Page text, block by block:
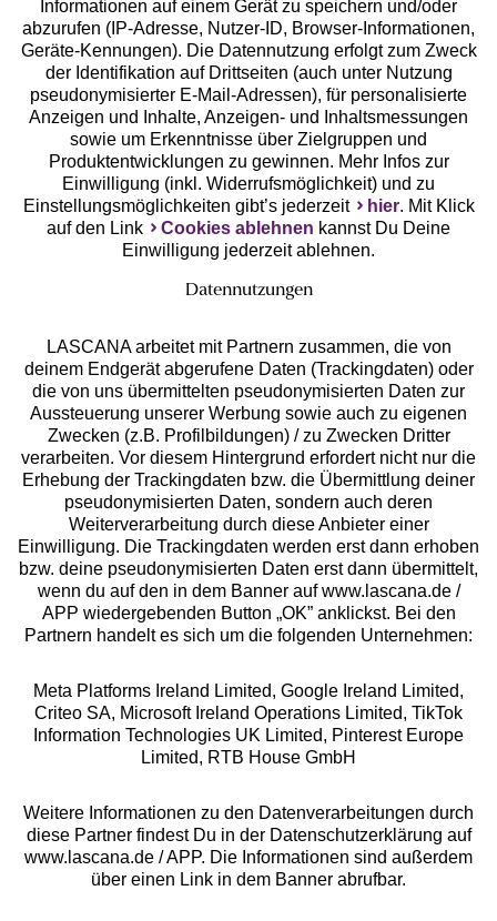
Geprüfte Sicherheit
Unsere Apps
Services
Beratung
Über uns
Rechtliches
Alle Preise inkl. MwSt., zzgl.
Versandkosten
** Bonität vorausgesetzt, berechtigt zur Bonitätsprüfung
Informationen auf einem Gerät zu speichern und/oder
abzurufen (IP-Adresse, Nutzer-ID, Browser-Informationen,
Geräte-Kennungen). Die Datennutzung erfolgt zum Zweck
der Identifikation auf Drittseiten (auch unter Nutzung
pseudonymisierter E-Mail-Adressen), für personalisierte
Anzeigen und Inhalte, Anzeigen- und Inhaltsmessungen
sowie um Erkenntnisse über Zielgruppen und
Produktentwicklungen zu gewinnen. Mehr Infos zur
Einwilligung (inkl. Widerrufsmöglichkeit) und zu
Einstellungsmöglichkeiten gibt’s jederzeit
hier. Mit Klick
auf den Link
Cookies ablehnen kannst Du Deine
Einwilligung jederzeit ablehnen.
Datennutzungen
LASCANA arbeitet mit Partnern zusammen, die von
deinem Endgerät abgerufene Daten (Trackingdaten) oder
die von uns übermittelten pseudonymisierten Daten zur
Aussteuerung unserer Werbung sowie auch zu eigenen
Zwecken (z.B. Profilbildungen) / zu Zwecken Dritter
verarbeiten. Vor diesem Hintergrund erfordert nicht nur die
Erhebung der Trackingdaten bzw. die Übermittlung deiner
pseudonymisierten Daten, sondern auch deren
Weiterverarbeitung durch diese Anbieter einer
Einwilligung. Die Trackingdaten werden erst dann erhoben
bzw. deine pseudonymisierten Daten erst dann übermittelt,
wenn du auf den in dem Banner auf www.lascana.de /
APP wiedergebenden Button „OK” anklickst. Bei den
Partnern handelt es sich um die folgenden Unternehmen:
Meta Platforms Ireland Limited, Google Ireland Limited,
Criteo SA, Microsoft Ireland Operations Limited, TikTok
Information Technologies UK Limited, Pinterest Europe
Limited, RTB House GmbH
Weitere Informationen zu den Datenverarbeitungen durch
diese Partner findest Du in der Datenschutzerklärung auf
www.lascana.de / APP. Die Informationen sind außerdem
über einen Link in dem Banner abrufbar.